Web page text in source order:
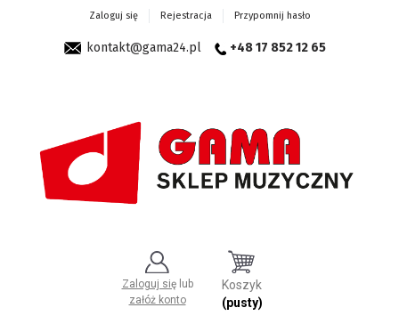
Zaloguj się Rejestracja Przypomnij hasło
kontakt@gama24.pl +48 17 852 12 65
Zaloguj się lub
załóż konto
Koszyk
(pusty)